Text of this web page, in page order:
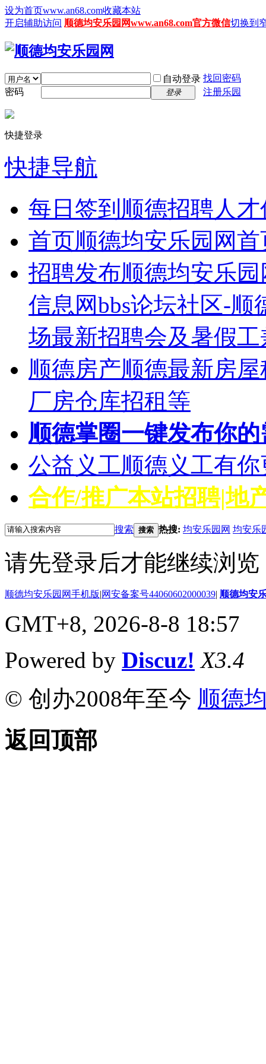
设为首页www.an68.com收藏本站
开启辅助访问 顺德均安乐园网www.an68.com官方微信切换到
自动登录 找回密码
密码
登录 注册乐园
快捷登录
快捷导航
每日签到 顺德招聘人
首页顺德均安乐园网首
招聘发布顺德均安乐
信息网bbs论坛社区-
场最新招聘会及暑假
顺德房产顺德最新房
厂房仓库招租等
顺德掌圈一键发布你
公益义工顺德义工有
合作/推广本站招聘|地
搜索 搜索 热搜: 均安乐园网 均安乐
请先登录后才能继续浏览
顺德均安乐园网手机版|网安备案号44060602000039| 顺德均安
GMT+8, 2026-8-8 18:57
Powered by Discuz! X3.4
© 创办2008年至今 顺德
返回顶部